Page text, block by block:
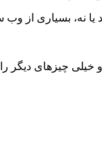
یا نه، بسیاری
و خیلی چیزهای